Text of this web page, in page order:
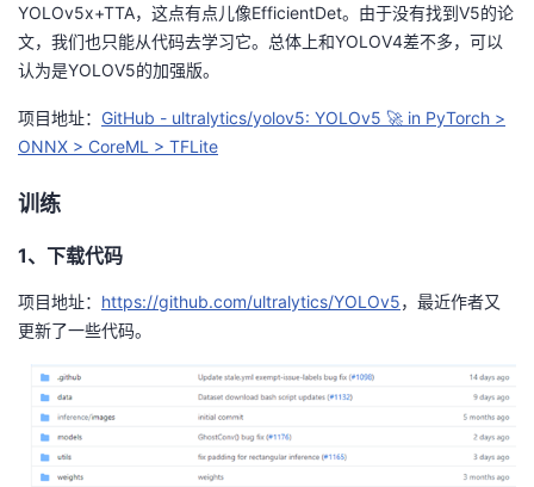
程
认
的
验
我
收
藏
支
持
声
建
议
YOLOv5x+TTA，这点有点儿像EfficientDet。由于没有找到V5的论
文，我们也只能从代码去学习它。总体上和YOLOV4差不多，可以
认为是YOLOV5的加强版。
项目地址： GitHub - ultralytics/yolov5: YOLOv5 🚀 in PyTorch >
ONNX > CoreML > TFLite
训练
1、下载代码
项目地址： https://github.com/ultralytics/YOLOv5，最近作者又
更新了一些代码。